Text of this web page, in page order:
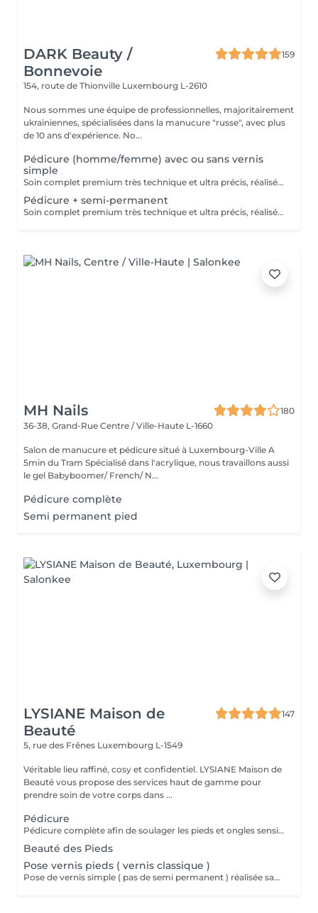
DARK Beauty /
Bonnevoie
159
154, route de Thionville Luxembourg L-2610
Nous sommes une équipe de professionnelles, majoritairement
ukrainiennes, spécialisées dans la manucure "russe", avec plus
de 10 ans d'expérience. No...
Pédicure (homme/femme) avec ou sans vernis
simple
Soin complet premium très technique et ultra précis, réalisé principalement à la ponceuse afin d'obtenir un contour d'ongle parfaitement net et une application du vernis au plus près, voire légèrement sous la cuticule. Cette technique permet de retarder visuellement la repousse d'environ 10 jours. Résultat visuel : -Ongles extrêmement soignés, contours nets, forme impeccable -Effet Instagram / photo studio : propre, précis, sans petites peaux apparentes Contenu de la prestation : -Dépose de l'ancien vernis semi-permanent (si besoin, choisissez dans cet écran svp cette option de réservation) -Préparation très minutieuse de la plaque de l'ongle -Limer les ongles -Traitement délicat des cuticules -Elimination des peaux mortes -Talons nettoyés -Application d'un vernis simple transparent (si vous le souhaitez) OU application de votre propre vernis simple (si besoin, choisissez dans cet écran svp cette option de réservation) -Application d'huile pour cuticules et de crème pour les pieds
Pédicure + semi-permanent
Soin complet premium très technique et ultra précis, réalisé principalement à la ponceuse afin d'obtenir un contour d'ongle parfaitement net et une application du vernis au plus près, voire légèrement sous la cuticule. Cette technique permet de retarder visuellement la repousse d'environ 10 jours. Résultat visuel : -Ongles extrêmement soignés, contours nets, forme impeccable -Effet Instagram / photo studio : propre, précis, sans petites peaux apparentes Une solution parfaite pour des ongles impeccables et durables : -Tenue moyenne : Jusqu'à 6 semaines !!!! Contenu de la prestation : -Dépose de l'ancien vernis semi-permanent (si besoin, déjà inclus dans ce prix/service) -Préparation très minutieuse de la plaque de l'ongle -Limer les ongles -Traitement délicat des cuticules -Elimination des peaux mortes -Talons nettoyés -Application du vernis semi-permanent -Application d'huile pour cuticules et de crème pour les pieds Optionnel : -Prix par ongle pour décoration jusqu'à 5 ongles (réservez svp "AVEC décoration simple" dans ce cas) +3€ par ongle -Prix pour décoration simple (French, Chrome, Baby Boomer, Cat Eyes, Stickers, Foil) 6-10 ongles -> +20€ -Prix pour décoration complexe (3D, Dessins à la mains, Stamping, French avec Chrome, Baby Boomer avec Chrome, French avec Cat Eyes) 6-10 ongles -> +30€ -Extension/reconstruction de maximum 2 ongles (réservez svp "AVEC extension/reconstruction" dans ce cas) +10€ par ongle
MH Nails
180
36-38, Grand-Rue Centre / Ville-Haute L-1660
Salon de manucure et pédicure situé à Luxembourg-Ville A
5min du Tram Spécialisé dans l'acrylique, nous travaillons aussi
le gel Babyboomer/ French/ N...
Pédicure complète
Semi permanent pied
LYSIANE Maison de
Beauté
147
5, rue des Frênes Luxembourg L-1549
Véritable lieu raffiné, cosy et confidentiel. LYSIANE Maison de
Beauté vous propose des services haut de gamme pour
prendre soin de votre corps dans ...
Pédicure
Pédicure complète afin de soulager les pieds et ongles sensibles et douloureux. Reconstruction des ongles abîmés ou détruits après choc avec hématomes. Nous reconstruisons l'ongle à base d'un gel contenant des fibres.
Beauté des Pieds
Pose vernis pieds ( vernis classique )
Pose de vernis simple ( pas de semi permanent ) réalisée sans beauté des pieds ni pédicure. Les ongles seront simplement raccourcis rapidement. Se munir d'une paire de chaussures ouvertes car le vernis doit sécher environs 2h malgré l'accélérateur de séchage que nous appliquons.